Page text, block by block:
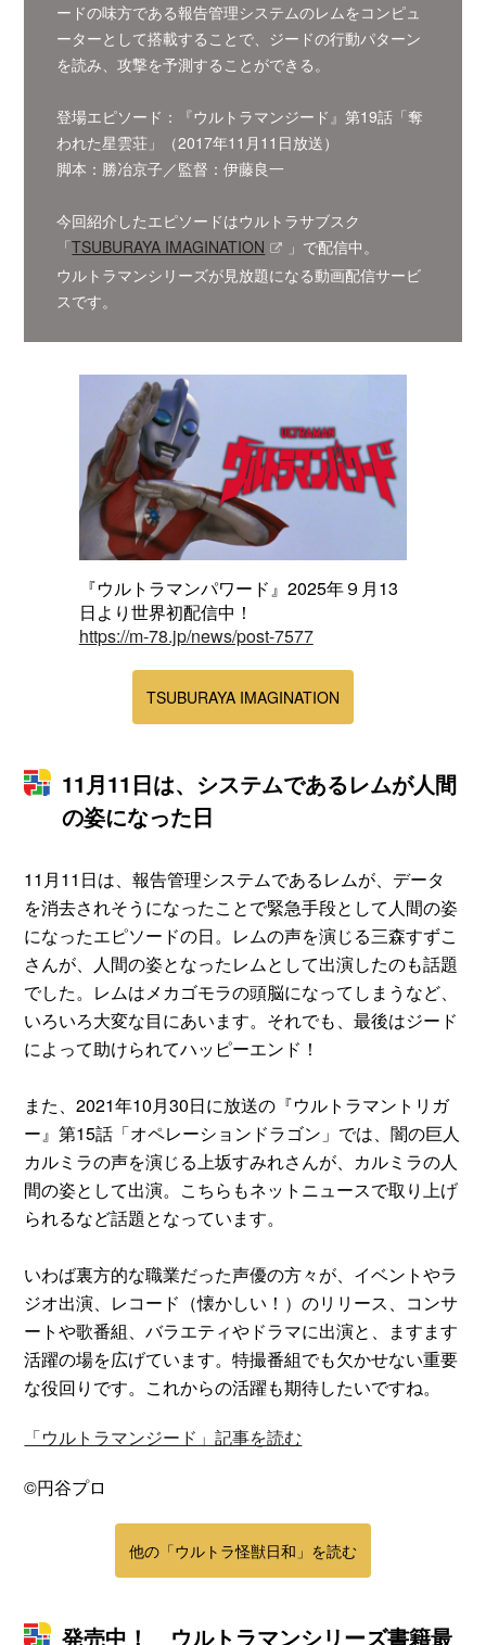
ードの味方である報告管理システムのレムをコンピュ
ーターとして搭載することで、ジードの行動パターン
を読み、攻撃を予測することができる。
登場エピソード：『ウルトラマンジード』第19話「奪
われた星雲荘」（2017年11月11日放送）
脚本：勝冶京子／監督：伊藤良一
今回紹介したエピソードはウルトラサブスク
「TSUBURAYA IMAGINATION
」で配信中。
ウルトラマンシリーズが見放題になる動画配信サービ
スです。
『ウルトラマンパワード』2025年９月13
日より世界初配信中！
https://m-78.jp/news/post-7577
TSUBURAYA IMAGINATION
11月11日は、システムであるレムが人間
の姿になった日
11月11日は、報告管理システムであるレムが、データ
を消去されそうになったことで緊急手段として人間の姿
になったエピソードの日。レムの声を演じる三森すずこ
さんが、人間の姿となったレムとして出演したのも話題
でした。レムはメカゴモラの頭脳になってしまうなど、
いろいろ大変な目にあいます。それでも、最後はジード
によって助けられてハッピーエンド！
また、2021年10月30日に放送の『ウルトラマントリガ
ー』第15話「オペレーションドラゴン」では、闇の巨人
カルミラの声を演じる上坂すみれさんが、カルミラの人
間の姿として出演。こちらもネットニュースで取り上げ
られるなど話題となっています。
いわば裏方的な職業だった声優の方々が、イベントやラ
ジオ出演、レコード（懐かしい！）のリリース、コンサ
ートや歌番組、バラエティやドラマに出演と、ますます
活躍の場を広げています。特撮番組でも欠かせない重要
な役回りです。これからの活躍も期待したいですね。
「ウルトラマンジード」記事を読む
©円谷プロ
他の「ウルトラ怪獣日和」を読む
発売中！ ウルトラマンシリーズ書籍最